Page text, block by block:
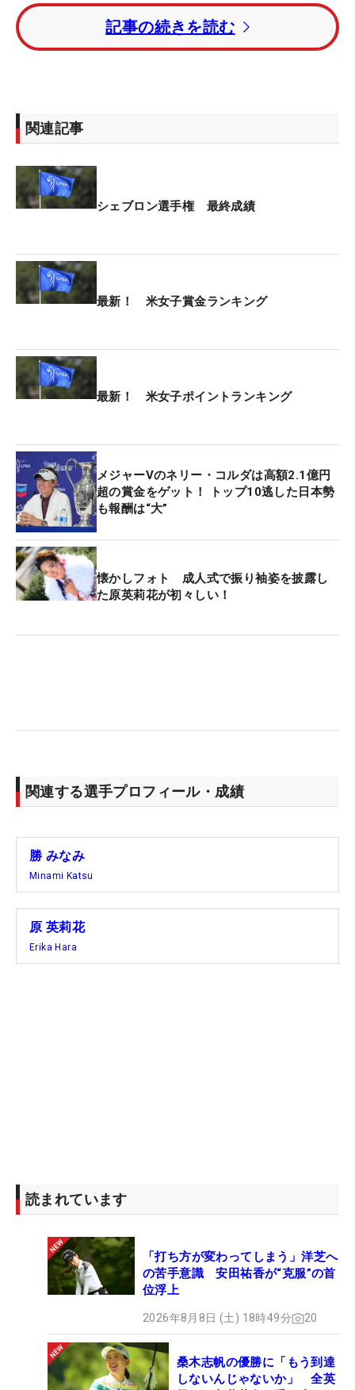
最上位のトータル2アンダー・12位タイでフィニッ
シュ。「もったいないボギーがあったり、やりたか
ったことがあまりできていなかった」。自己評価は
米3年目だった昨季にはキャリアハイを記録。優勝
争いの回数は増え、今季もすでにトップ10入り2
別。もっと上に行きたかったけれどしょうがない。
悪いなかでもスコアをまとめられていると思えた
次のメジャーは「全米女子オープン」（6月4日開
幕、カリフォルニア州リビエラCC）。昨年は36ホ
ールの予選会を突破して出場したが、メジャーで唯
もそう。上位で争った方が気持ち的に面白いじゃな
いですか。調整していきたい」と意気込んだ。
バーディを先行させた。だが、これが唯一のバーデ
ィに。ガードバンカーに入れた7番パー3のボギーを
きっかけに流れが止まった。1バーディ・3ボギーの
「74」と落とし、トータルイーブンパー・38位と順
位を下げて終えた。
「評価できるようなゴルフじゃなかった。ボギーを
昨年は米下部エプソン・ツアーを主戦場にして優勝
も果たした。ポイントランキング5位で米ツアーに
続いている。
このように試行錯誤する原に対して、勝は「全然、
悩んでいるようには見えなかったけれど…」と笑
う。そして“先輩”は、“後輩”にこんな言葉を送る。
とも、世界最高峰の舞台でも、変わることはない。
（文・笠井あかり）
記事の続きを読む
関連記事
シェブロン選手権 最終成績
最新！ 米女子賞金ランキング
最新！ 米女子ポイントランキング
メジャーVのネリー・コルダは高額2.1億円
超の賞金をゲット！ トップ10逃した日本勢
も報酬は“大”
懐かしフォト 成人式で振り袖姿を披露し
た原英莉花が初々しい！
関連する選手プロフィール・成績
勝 みなみ
Minami Katsu
原 英莉花
Erika Hara
読まれています
「打ち方が変わってしまう」洋芝へ
の苦手意識 安田祐香が“克服”の首
位浮上
2026年8月8日 (土) 18時49分 20
桑木志帆の優勝に「もう到達
しないんじゃないか」 全英